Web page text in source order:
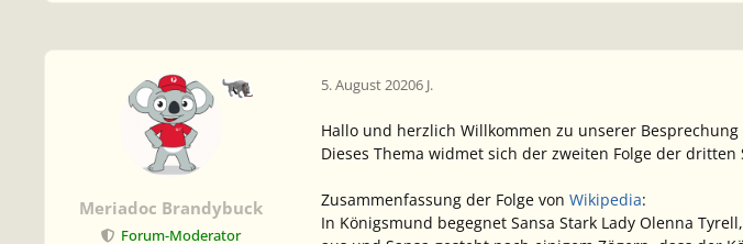
Meriadoc Brandybuck
Forum-Moderator
5. August 20206 J.
Hallo und herzlich Willkommen zu unserer
Dieses Thema widmet sich der zweiten Folge der
Zusammenfassung der Folge von Wikipedia:
In Königsmund begegnet Sansa Stark Lady Olenna